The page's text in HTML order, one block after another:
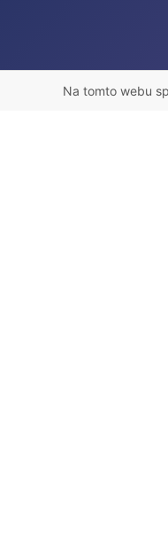
Na tomto webu